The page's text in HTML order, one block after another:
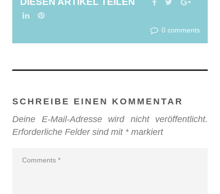
LINKEDIN
PINTEREST
0 comments
SCHREIBE EINEN KOMMENTAR
Deine E-Mail-Adresse wird nicht veröffentlicht.
Erforderliche Felder sind mit *markiert